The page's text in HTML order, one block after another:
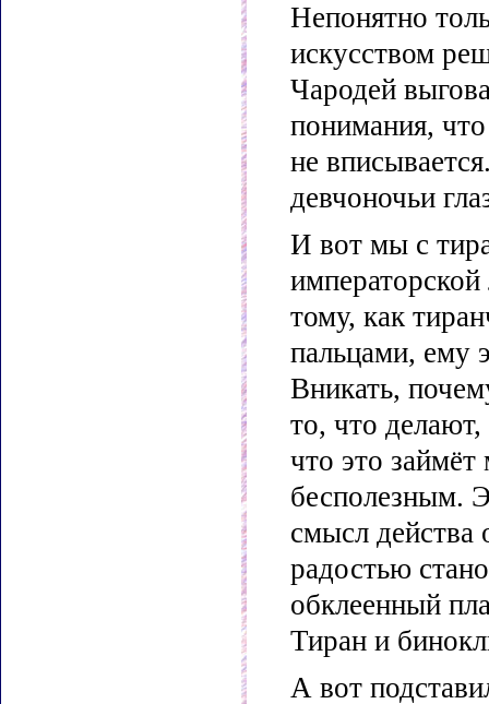
Непонятно
искусством
Чародей
понимания, что
не
девчоночьи
И вот мы с
тому, как
пальцами, ему
Вникать,
то, что
что это
бесполезным.
смысл действа
радостью
обклеенный
Тиран и
А вот